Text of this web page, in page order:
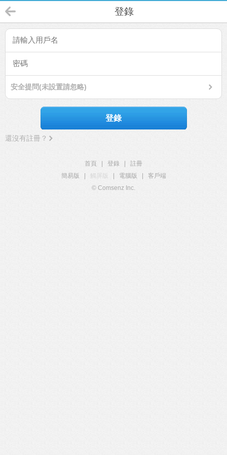
登錄
安全提問(未設置請忽略)
登錄
還沒有註冊？
首頁 登錄
註冊
簡易版
觸屏版 電腦版
客戶端
© Comsenz Inc.